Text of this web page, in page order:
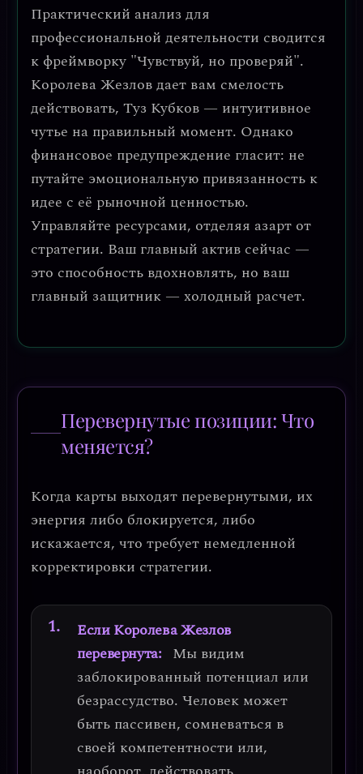
Практический анализ для
профессиональной деятельности сводится
к фреймворку "Чувствуй, но проверяй".
Королева Жезлов дает вам смелость
действовать, Туз Кубков — интуитивное
чутье на правильный момент. Однако
финансовое предупреждение гласит: не
путайте эмоциональную привязанность к
идее с её рыночной ценностью.
Управляйте ресурсами, отделяя азарт от
стратегии. Ваш главный актив сейчас —
это способность вдохновлять, но ваш
главный защитник — холодный расчет.
Перевернутые позиции: Что
меняется?
Когда карты выходят перевернутыми, их
энергия либо блокируется, либо
искажается, что требует немедленной
корректировки стратегии.
Если Королева Жезлов
перевернута: Мы видим
заблокированный потенциал или
безрассудство. Человек может
быть пассивен, сомневаться в
своей компетентности или,